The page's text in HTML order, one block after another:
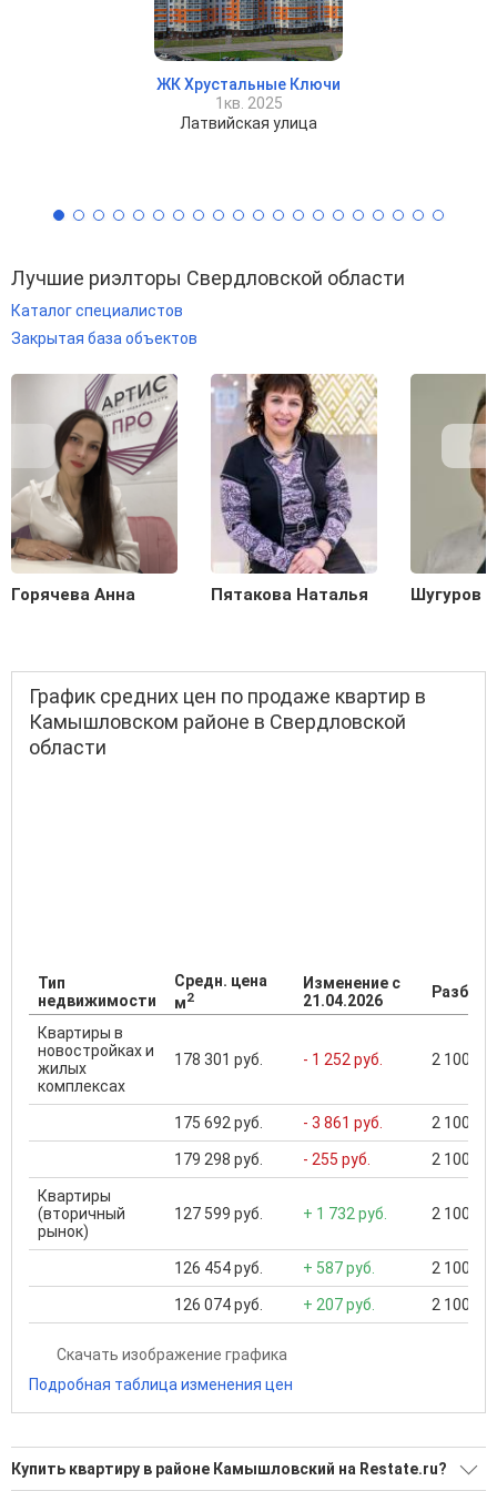
ЖК Хрустальные Ключи
1кв. 2025
Латвийская улица
Лучшие риэлторы Свердловской области
Каталог специалистов
Закрытая база объектов
Горячева Анна Пятакова Наталья Шугуров
График средних цен по продаже квартир в
Камышловском районе в Свердловской
области
Тип
недвижимости
Средн. цена
м2
Изменение с
21.04.2026
Квартиры в
новостройках и
жилых
комплексах
178 301 руб. - 1 252 руб. 2 100
175 692 руб. - 3 861 руб. 2 100
179 298 руб. - 255 руб. 2 100
Квартиры
(вторичный
рынок)
127 599 руб. + 1 732 руб. 2 100
126 454 руб. + 587 руб. 2 100
126 074 руб. + 207 руб. 2 100
Скачать изображение графика
Подробная таблица изменения цен
Купить квартиру в районе Камышловский на Restate.ru?